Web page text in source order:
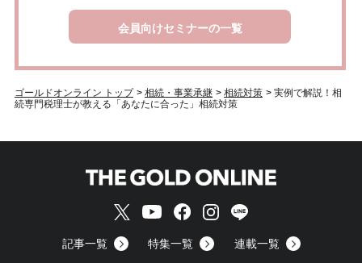
会員向けセミナーの一覧
ゴールドオンライン トップ > 相続・事業承継 > 相続対策 > 実例で解説！相
続専門税理士が教える「あなたに合った」相続対策
記事一覧 特集一覧 連載一覧